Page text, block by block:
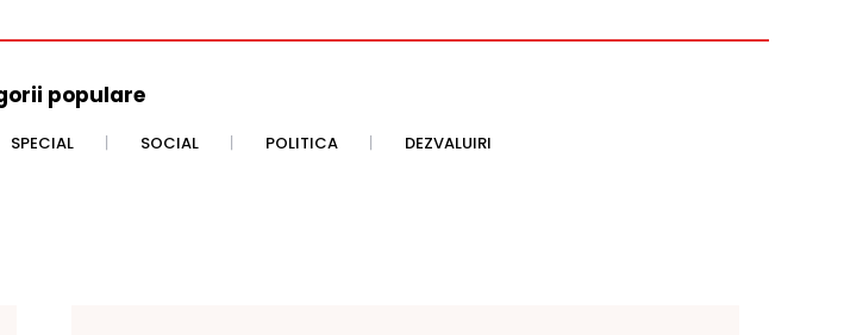
populare
SPECIAL SOCIAL POLITICA DEZVALUIRI